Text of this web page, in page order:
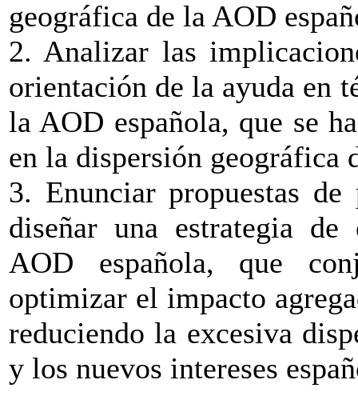
geográfica de la AOD
2. Analizar las
orientación de la ayuda en
la AOD española, que se
en la dispersión geográfica
3. Enunciar propuestas
diseñar una estrategia
AOD española, que
optimizar el impacto
reduciendo la excesiva
y los nuevos intereses